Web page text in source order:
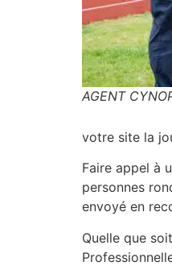
AGENT
votre site la
Faire appel à
personnes
envoyé en
Quelle que